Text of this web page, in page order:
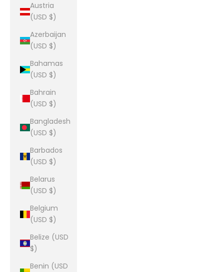
Austria
(USD $)
Azerbaijan
(USD $)
Bahamas
(USD $)
Bahrain
(USD $)
Bangladesh
(USD $)
Barbados
(USD $)
Belarus
(USD $)
Belgium
(USD $)
Belize (USD
$)
Benin (USD